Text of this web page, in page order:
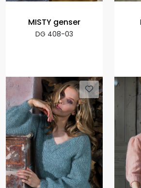
MISTY genser
DG 408-03